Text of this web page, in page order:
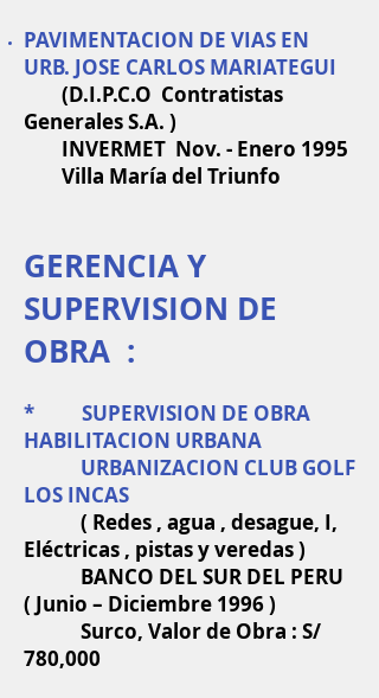
PAVIMENTACION DE VIAS EN
URB. JOSE CARLOS MARIATEGUI
(D.I.P.C.O Contratistas
Generales S.A. )
INVERMET Nov. - Enero 1995
Villa María del Triunfo
GERENCIA Y
SUPERVISION DE
OBRA :
* SUPERVISION DE OBRA
HABILITACION URBANA
URBANIZACION CLUB GOLF
LOS INCAS
( Redes , agua , desague, I,
Eléctricas , pistas y veredas )
BANCO DEL SUR DEL PERU
( Junio – Diciembre 1996 )
Surco, Valor de Obra : S/
780,000